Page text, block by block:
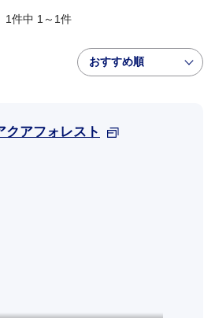
1件中 1～1件
おすすめ順
クアフォレスト